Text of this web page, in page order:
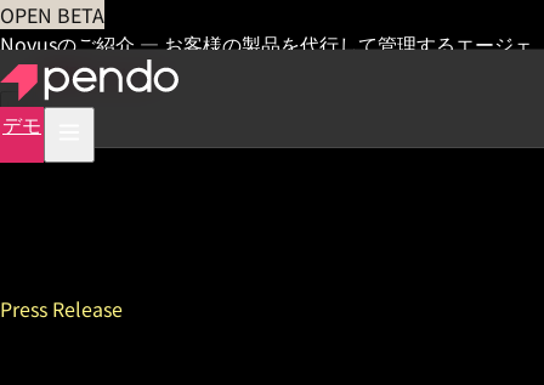
OPEN BETA
Novusのご紹介 — お客様の製品を代行して管理するエージェ
ント 早期アクセス
デモ
Press Release